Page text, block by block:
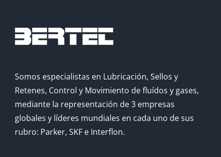
Somos especialistas en Lubricación, Sellos y
Retenes, Control y Movimiento de fluídos y gases,
mediante la representación de 3 empresas
globales y líderes mundiales en cada uno de sus
rubro: Parker, SKF e Interflon.